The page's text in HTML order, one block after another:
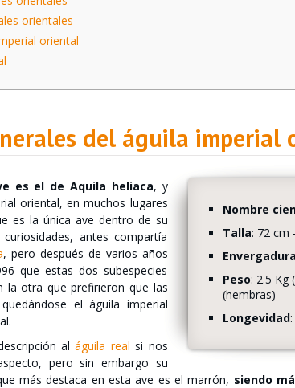
orientales
oriental
del águila imperial
Nombre
Talla: 72 cm
Envergadura
Peso: 2.5 Kg
(hembras)
Longevidad
es el de Aquila heliaca, y
oriental, en muchos lugares
es la única ave dentro de su
antes compartía
, pero después de varios años
que estas dos subespecies
la otra que prefirieron que las
el águila imperial
aláguila real si nos
pero sin embargo su
más destaca en esta ave es el marrón, siendo